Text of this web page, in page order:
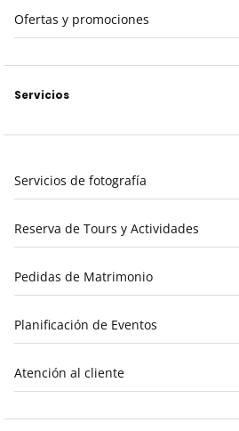
Ofertas y promociones
Servicios
Servicios de fotografía
Reserva de Tours y Actividades
Pedidas de Matrimonio
Planificación de Eventos
Atención al cliente